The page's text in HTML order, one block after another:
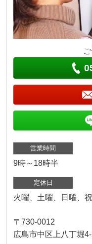
営業時間
9時～18時半
定休日
火曜、土曜、日曜、
〒730-0012
広島市中区上八丁堀